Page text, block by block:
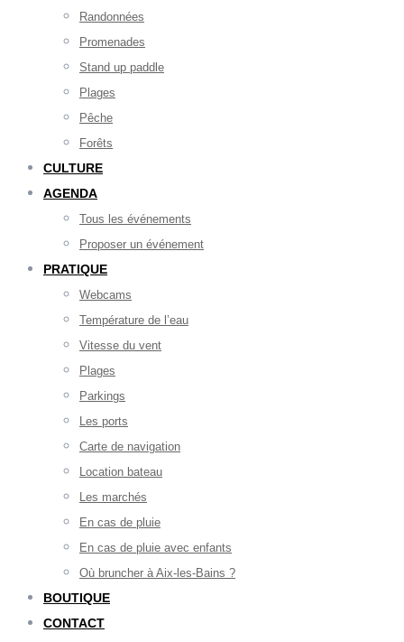
Randonnées
Promenades
Stand up paddle
Plages
Pêche
Forêts
CULTURE
AGENDA
Tous les événements
Proposer un événement
PRATIQUE
Webcams
Température de l’eau
Vitesse du vent
Plages
Parkings
Les ports
Carte de navigation
Location bateau
Les marchés
En cas de pluie
En cas de pluie avec enfants
Où bruncher à Aix-les-Bains ?
BOUTIQUE
CONTACT